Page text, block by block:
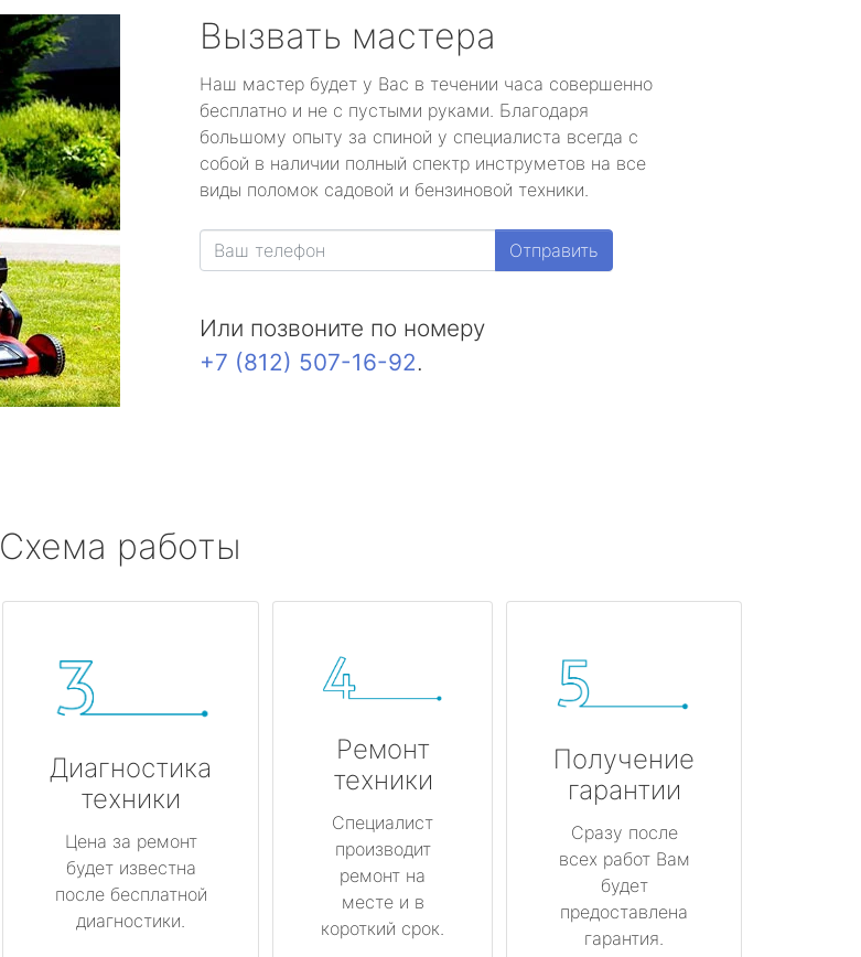
Вызвать мастера
Наш мастер будет у Вас в течении часа совершенно
бесплатно и не с пустыми руками. Благодаря
большому опыту за спиной у специалиста всегда с
собой в наличии полный спектр инструметов на все
виды поломок садовой и бензиновой техники.
Отправить
Или позвоните по номеру
+7 (812) 507-16-92.
Схема работы
Диагностика
техники
Цена за ремонт
будет известна
после бесплатной
диагностики.
Ремонт
техники
Специалист
производит
ремонт на
месте и в
короткий срок.
Получение
гарантии
Сразу после
всех работ Вам
будет
предоставлена
гарантия.